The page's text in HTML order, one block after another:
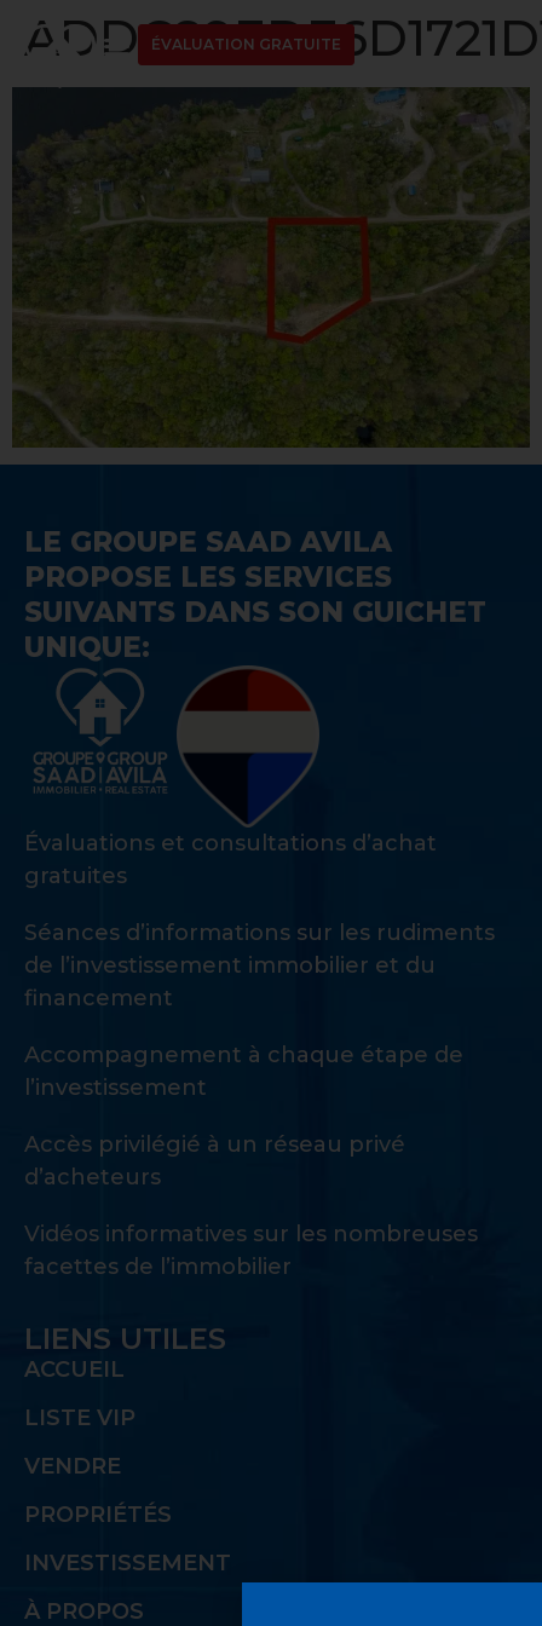
ÉVALUATION GRATUITE
LE GROUPE SAAD AVILA
PROPOSE LES SERVICES
SUIVANTS DANS SON GUICHET
UNIQUE:
Évaluations et consultations d’achat
gratuites
Séances d’informations sur les rudiments
de l’investissement immobilier et du
financement
Accompagnement à chaque étape de
l’investissement
Accès privilégié à un réseau privé
d’acheteurs
Vidéos informatives sur les nombreuses
facettes de l’immobilier
LIENS UTILES
ACCUEIL
LISTE VIP
VENDRE
PROPRIÉTÉS
INVESTISSEMENT
À PROPOS